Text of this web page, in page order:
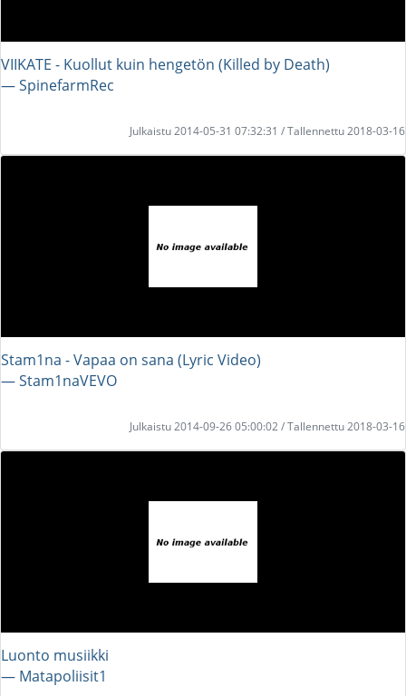
VIIKATE - Kuollut kuin hengetön (Killed by Death)
― SpinefarmRec
Julkaistu 2014-05-31 07:32:31 / Tallennettu 2018-03-16
Stam1na - Vapaa on sana (Lyric Video)
― Stam1naVEVO
Julkaistu 2014-09-26 05:00:02 / Tallennettu 2018-03-16
Luonto musiikki
― Matapoliisit1